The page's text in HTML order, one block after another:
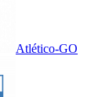
Atlético-GO